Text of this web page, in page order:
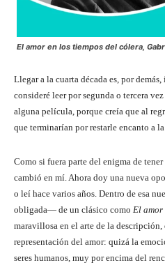
El amor en los tiempos del cólera,
Llegar a la cuarta década es, por
consideré leer por segunda o tercera
alguna película, porque creía que al
que terminarían por restarle encanto a
Como si fuera parte del enigma de tener
cambió en mí. Ahora doy una nueva
o leí hace varios años. Dentro de esa
obligada— de un clásico como El amor
maravillosa en el arte de la
representación del amor: quizá la
seres humanos, muy por encima del